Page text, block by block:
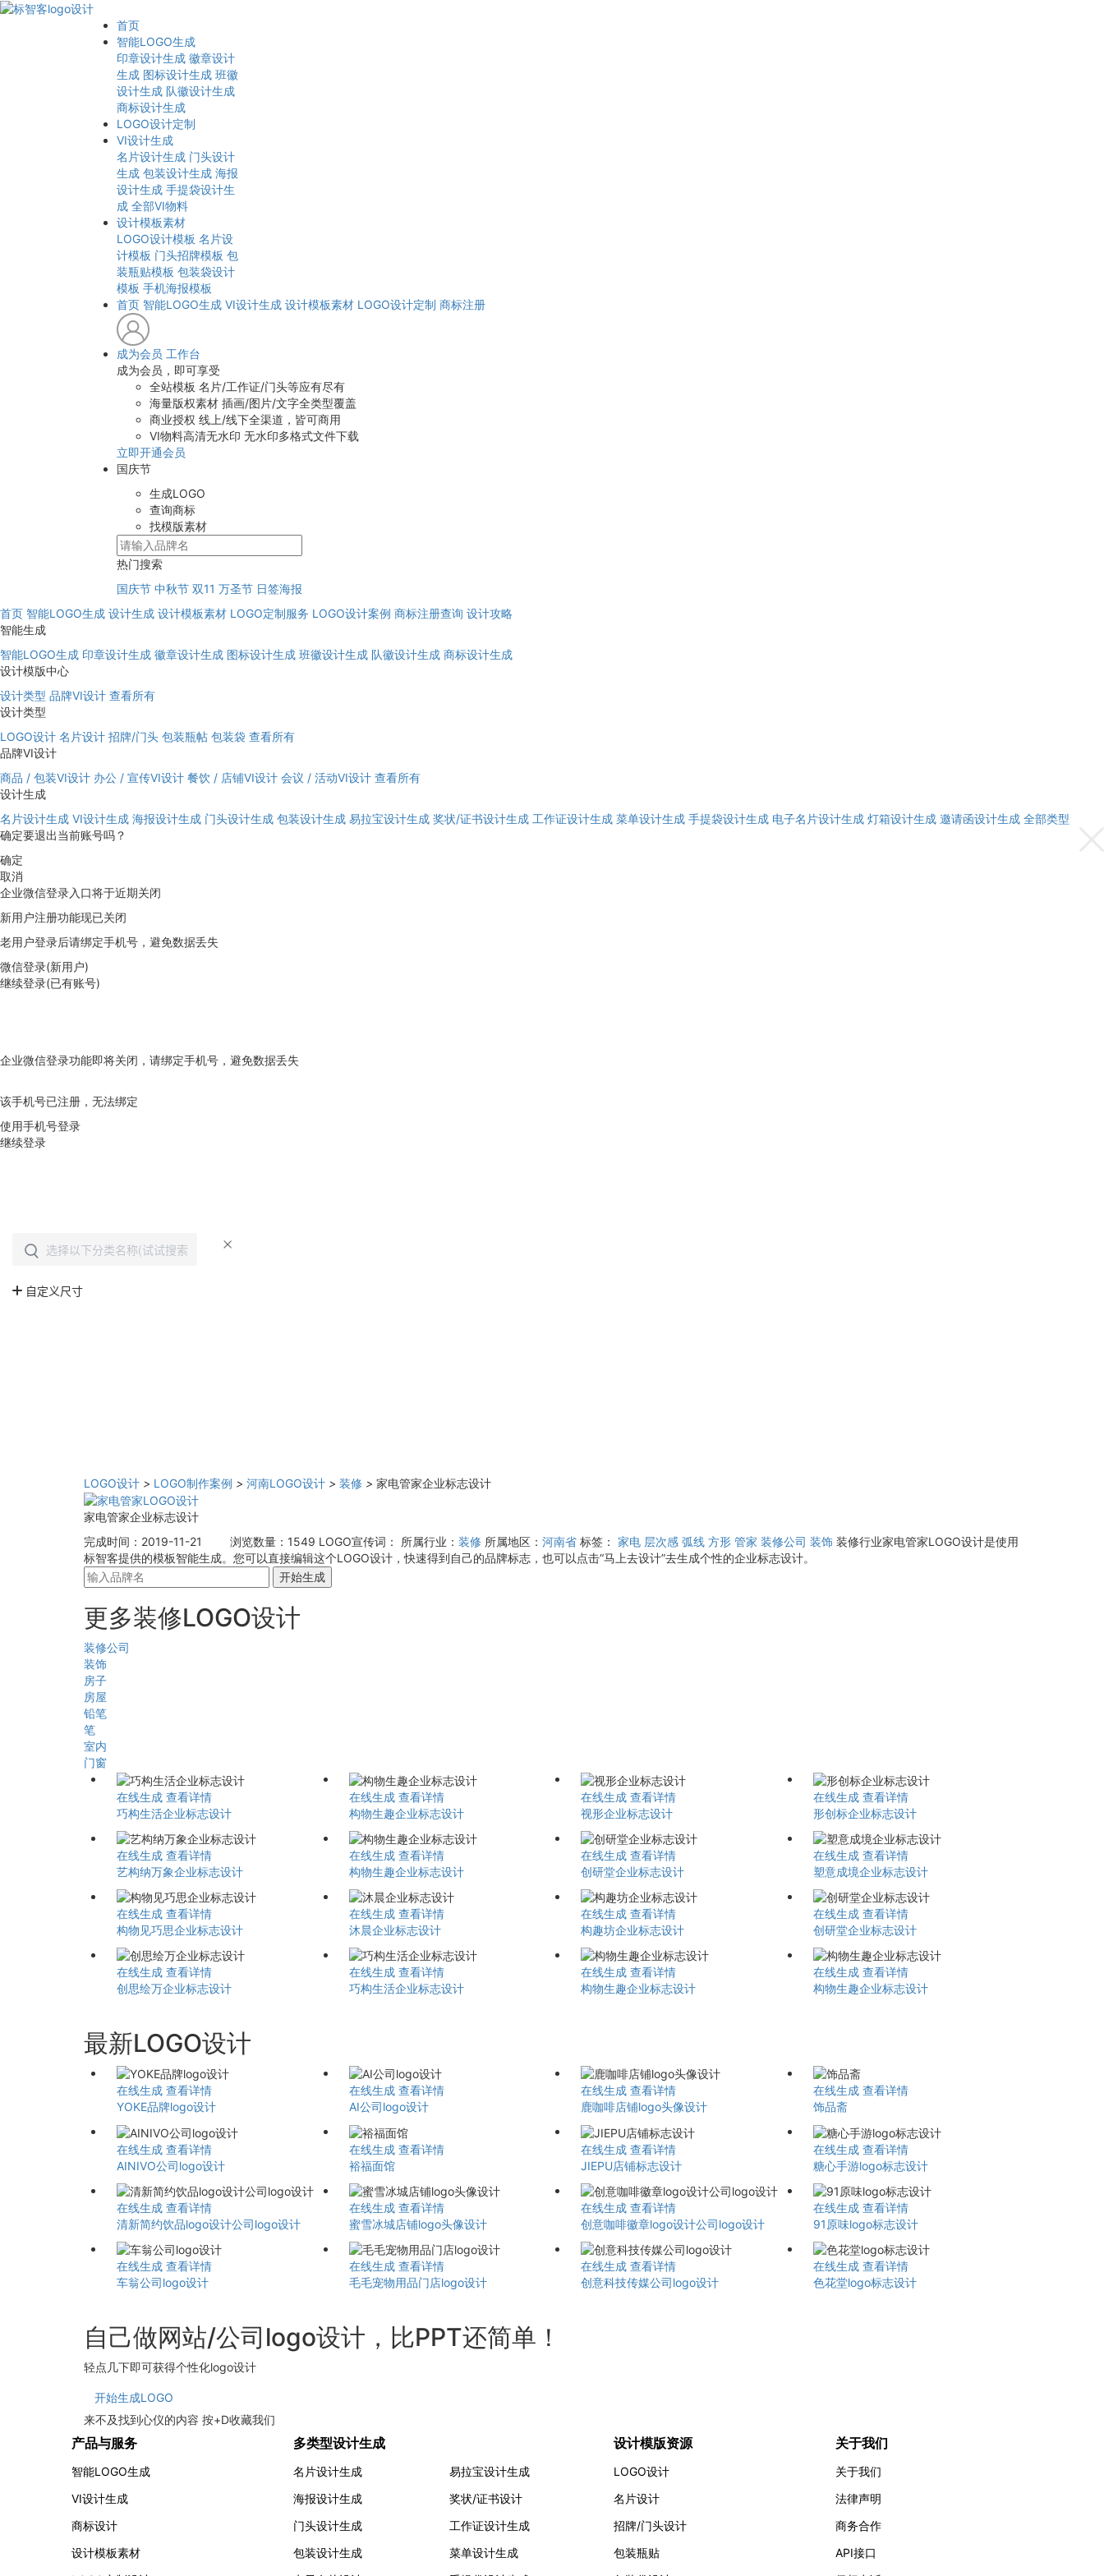
首页
智能LOGO生成
印章设计生成 徽章设计
生成 图标设计生成 班徽
设计生成 队徽设计生成
商标设计生成
LOGO设计定制
VI设计生成
名片设计生成 门头设计
生成 包装设计生成 海报
设计生成 手提袋设计生
成 全部VI物料
设计模板素材
LOGO设计模板 名片设
计模板 门头招牌模板 包
装瓶贴模板 包装袋设计
模板 手机海报模板
首页 智能LOGO生成 VI设计生成 设计模板素材 LOGO设计定制 商标注册
成为会员 工作台
成为会员，即可享受
全站模板 名片/工作证/门头等应有尽有
海量版权素材 插画/图片/文字全类型覆盖
商业授权 线上/线下全渠道，皆可商用
VI物料高清无水印 无水印多格式文件下载
立即开通会员
国庆节
生成LOGO
查询商标
找模版素材
热门搜索
国庆节 中秋节 双11 万圣节 日签海报
首页 智能LOGO生成 设计生成 设计模板素材 LOGO定制服务 LOGO设计案例 商标注册查询 设计攻略
智能生成
智能LOGO生成 印章设计生成 徽章设计生成 图标设计生成 班徽设计生成 队徽设计生成 商标设计生成
设计模版中心
设计类型 品牌VI设计 查看所有
设计类型
LOGO设计 名片设计 招牌/门头 包装瓶帖 包装袋 查看所有
品牌VI设计
商品 / 包装VI设计 办公 / 宣传VI设计 餐饮 / 店铺VI设计 会议 / 活动VI设计 查看所有
设计生成
名片设计生成 VI设计生成 海报设计生成 门头设计生成 包装设计生成 易拉宝设计生成 奖状/证书设计生成 工作证设计生成 菜单设计生成 手提袋设计生成 电子名片设计生成 灯箱设计生成 邀请函设计生成 全部类型
确定要退出当前账号吗？
确定
取消
企业微信登录入口将于近期关闭
新用户注册功能现已关闭
老用户登录后请绑定手机号，避免数据丢失
微信登录(新用户)
继续登录(已有账号)
企业微信登录功能即将关闭，请绑定手机号，避免数据丢失
该手机号已注册，无法绑定
使用手机号登录
继续登录
LOGO设计 > LOGO制作案例 > 河南LOGO设计 > 装修 > 家电管家企业标志设计
家电管家企业标志设计
完成时间：2019-11-21
浏览数量：1549 LOGO宣传词： 所属行业： 装修 所属地区： 河南省 标签： 家电 层次感 弧线 方形 管家 装修公司 装饰 装修行业家电管家LOGO设计是使用
标智客提供的模板智能生成。您可以直接编辑这个LOGO设计，快速得到自己的品牌标志，也可以点击“马上去设计”去生成个性的企业标志设计。
开始生成
更多装修LOGO设计
装修公司
装饰
房子
房屋
铅笔
笔
室内
门窗
在线生成 查看详情
巧构生活企业标志设计
在线生成 查看详情
构物生趣企业标志设计
在线生成 查看详情
视形企业标志设计
在线生成 查看详情
形创标企业标志设计
在线生成 查看详情
艺构纳万象企业标志设计
在线生成 查看详情
构物生趣企业标志设计
在线生成 查看详情
创研堂企业标志设计
在线生成 查看详情
塑意成境企业标志设计
在线生成 查看详情
构物见巧思企业标志设计
在线生成 查看详情
沐晨企业标志设计
在线生成 查看详情
构趣坊企业标志设计
在线生成 查看详情
创研堂企业标志设计
在线生成 查看详情
创思绘万企业标志设计
在线生成 查看详情
巧构生活企业标志设计
在线生成 查看详情
构物生趣企业标志设计
在线生成 查看详情
构物生趣企业标志设计
最新LOGO设计
在线生成 查看详情
YOKE品牌logo设计
在线生成 查看详情
AI公司logo设计
在线生成 查看详情
鹿咖啡店铺logo头像设计
在线生成 查看详情
饰品斋
在线生成 查看详情
AINIVO公司logo设计
在线生成 查看详情
裕福面馆
在线生成 查看详情
JIEPU店铺标志设计
在线生成 查看详情
糖心手游logo标志设计
在线生成 查看详情
清新简约饮品logo设计公司logo设计
在线生成 查看详情
蜜雪冰城店铺logo头像设计
在线生成 查看详情
创意咖啡徽章logo设计公司logo设计
在线生成 查看详情
91原味logo标志设计
在线生成 查看详情
车翁公司logo设计
在线生成 查看详情
毛毛宠物用品门店logo设计
在线生成 查看详情
创意科技传媒公司logo设计
在线生成 查看详情
色花堂logo标志设计
自己做网站/公司logo设计，比PPT还简单！
轻点几下即可获得个性化logo设计
开始生成LOGO
来不及找到心仪的内容 按+D收藏我们
产品与服务
智能LOGO生成
VI设计生成
商标设计
设计模板素材
多类型设计生成
名片设计生成
海报设计生成
门头设计生成
包装设计生成
易拉宝设计生成
奖状/证书设计
工作证设计生成
菜单设计生成
设计模版资源
LOGO设计
名片设计
招牌/门头设计
包装瓶贴
关于我们
关于我们
法律声明
商务合作
API接口